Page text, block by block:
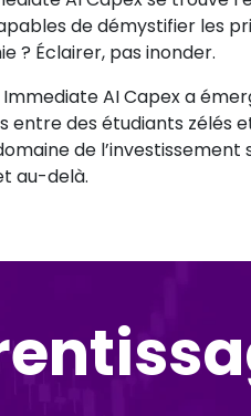
de démystifier les
? Éclairer, pas inonder.
AI Capex a
entre des étudiants zélés
de
au-delà.